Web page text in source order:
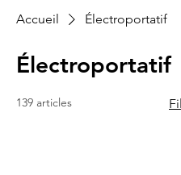
Accueil Électroportatif
Électroportatif
139 articles